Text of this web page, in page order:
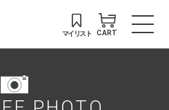
マイリスト CART